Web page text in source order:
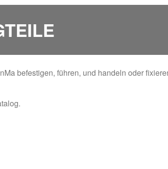
befestigen, führen, und handeln oder